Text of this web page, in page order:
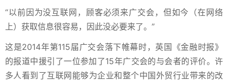
“以前因为没互联网，顾客必须来广交会，但如今（在网络
上）获取信息很容易，因此没必要来了。”
这是2014年第115届广交会落下帷幕时，英国《金融时报》
的报道中援引了一位参加了15年广交会的与会者的评价。许
多人看到了互联网能够为企业和整个中国外贸行业带来的改